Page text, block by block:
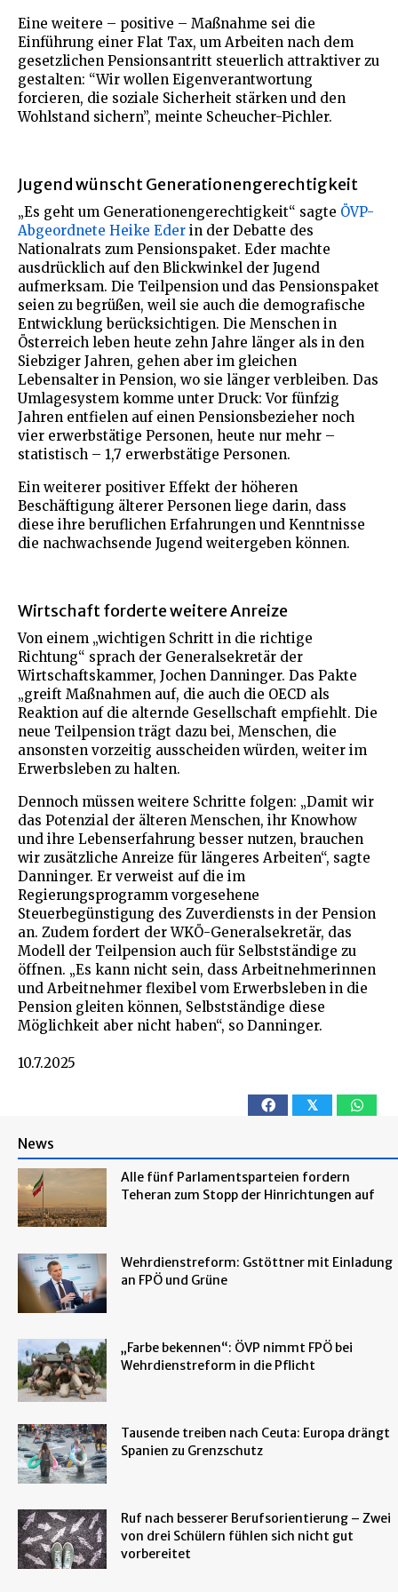
Eine weitere – positive – Maßnahme sei die
Einführung einer Flat Tax, um Arbeiten nach dem
gesetzlichen Pensionsantritt steuerlich attraktiver zu
gestalten: “Wir wollen Eigenverantwortung
forcieren, die soziale Sicherheit stärken und den
Wohlstand sichern”, meinte Scheucher-Pichler.
Jugend wünscht Generationengerechtigkeit
„Es geht um Generationengerechtigkeit“ sagte ÖVP-
Abgeordnete Heike Eder in der Debatte des
Nationalrats zum Pensionspaket. Eder machte
ausdrücklich auf den Blickwinkel der Jugend
aufmerksam. Die Teilpension und das Pensionspaket
seien zu begrüßen, weil sie auch die demografische
Entwicklung berücksichtigen. Die Menschen in
Österreich leben heute zehn Jahre länger als in den
Siebziger Jahren, gehen aber im gleichen
Lebensalter in Pension, wo sie länger verbleiben. Das
Umlagesystem komme unter Druck: Vor fünfzig
Jahren entfielen auf einen Pensionsbezieher noch
vier erwerbstätige Personen, heute nur mehr –
statistisch – 1,7 erwerbstätige Personen.
Ein weiterer positiver Effekt der höheren
Beschäftigung älterer Personen liege darin, dass
diese ihre beruflichen Erfahrungen und Kenntnisse
die nachwachsende Jugend weitergeben können.
Wirtschaft forderte weitere Anreize
Von einem „wichtigen Schritt in die richtige
Richtung“ sprach der Generalsekretär der
Wirtschaftskammer, Jochen Danninger. Das Pakte
„greift Maßnahmen auf, die auch die OECD als
Reaktion auf die alternde Gesellschaft empfiehlt. Die
neue Teilpension trägt dazu bei, Menschen, die
ansonsten vorzeitig ausscheiden würden, weiter im
Erwerbsleben zu halten.
Dennoch müssen weitere Schritte folgen: „Damit wir
das Potenzial der älteren Menschen, ihr Knowhow
und ihre Lebenserfahrung besser nutzen, brauchen
wir zusätzliche Anreize für längeres Arbeiten“, sagte
Danninger. Er verweist auf die im
Regierungsprogramm vorgesehene
Steuerbegünstigung des Zuverdiensts in der Pension
an. Zudem fordert der WKÖ-Generalsekretär, das
Modell der Teilpension auch für Selbstständige zu
öffnen. „Es kann nicht sein, dass Arbeitnehmerinnen
und Arbeitnehmer flexibel vom Erwerbsleben in die
Pension gleiten können, Selbstständige diese
Möglichkeit aber nicht haben“, so Danninger.
10.7.2025
𝕏
News
Alle fünf Parlamentsparteien fordern
Teheran zum Stopp der Hinrichtungen auf
Wehrdienstreform: Gstöttner mit Einladung
an FPÖ und Grüne
„Farbe bekennen“: ÖVP nimmt FPÖ bei
Wehrdienstreform in die Pflicht
Tausende treiben nach Ceuta: Europa drängt
Spanien zu Grenzschutz
Ruf nach besserer Berufsorientierung – Zwei
von drei Schülern fühlen sich nicht gut
vorbereitet